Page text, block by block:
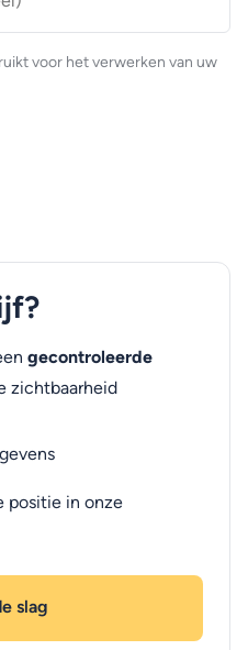
voor het verwerken van uw
gecontroleerde
zichtbaarheid
positie in onze
slag